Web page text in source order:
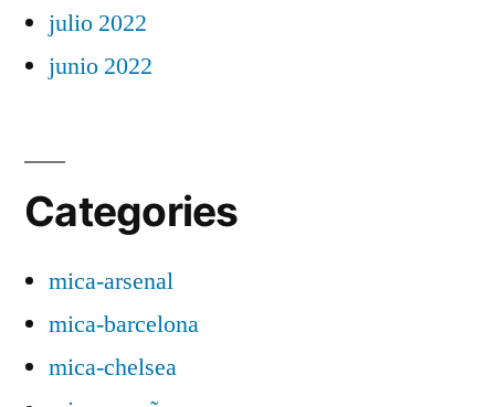
julio 2022
junio 2022
Categories
mica-arsenal
mica-barcelona
mica-chelsea